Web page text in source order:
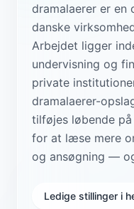
dramalaerer er en
danske
Arbejdet ligger
undervisning og
private
dramalaerer-
tilføjes løbende
for at læse mere
og ansøgning —
Ledige stillinger i